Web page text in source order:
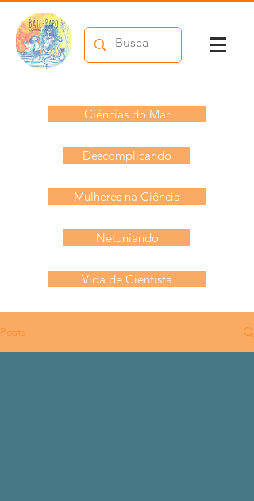
Ciências do Mar
Descomplicando
Mulheres na Ciência
Netuniando
Vida de Cientista
Posts